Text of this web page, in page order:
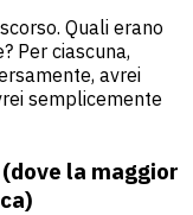
Quali erano
Per ciascuna,
avrei
semplicemente
la maggior